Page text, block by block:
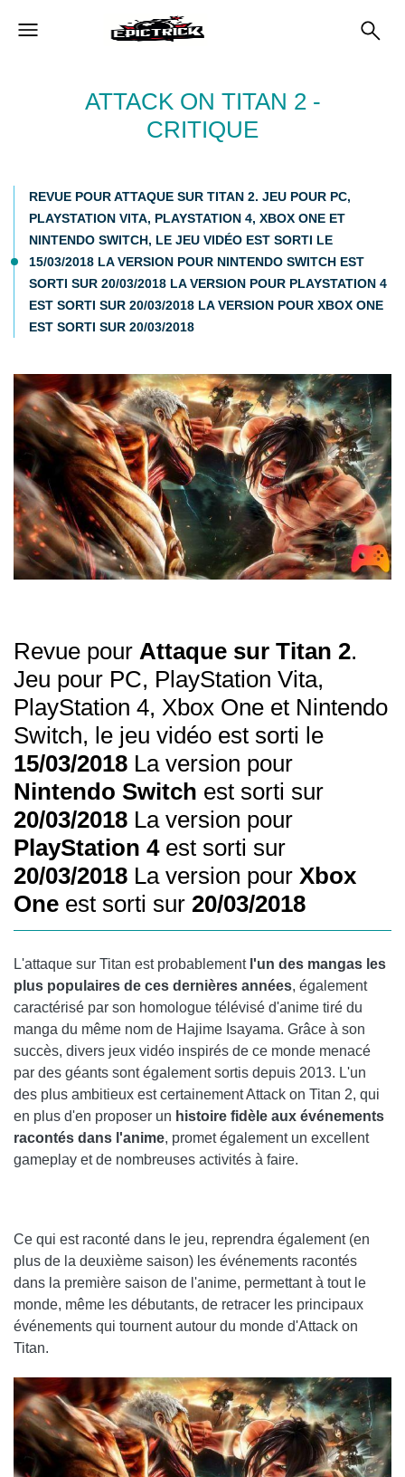
ATTACK ON TITAN 2 -
CRITIQUE
REVUE POUR ATTAQUE SUR TITAN 2. JEU POUR PC,
PLAYSTATION VITA, PLAYSTATION 4, XBOX ONE ET
NINTENDO SWITCH, LE JEU VIDÉO EST SORTI LE
15/03/2018 LA VERSION POUR NINTENDO SWITCH EST
SORTI SUR 20/03/2018 LA VERSION POUR PLAYSTATION 4
EST SORTI SUR 20/03/2018 LA VERSION POUR XBOX ONE
EST SORTI SUR 20/03/2018
Revue pour Attaque sur Titan 2.
Jeu pour PC, PlayStation Vita,
PlayStation 4, Xbox One et Nintendo
Switch, le jeu vidéo est sorti le
15/03/2018 La version pour
Nintendo Switch est sorti sur
20/03/2018 La version pour
PlayStation 4est sorti sur
20/03/2018 La version pour Xbox
One est sorti sur 20/03/2018
L'attaque sur Titan est probablement l'un des mangas les
plus populaires de ces dernières années, également
caractérisé par son homologue télévisé d'anime tiré du
manga du même nom de Hajime Isayama. Grâce à son
succès, divers jeux vidéo inspirés de ce monde menacé
par des géants sont également sortis depuis 2013. L'un
des plus ambitieux est certainement Attack on Titan 2, qui
en plus d'en proposer un histoire fidèle aux événements
racontés dans l'anime, promet également un excellent
gameplay et de nombreuses activités à faire.
Ce qui est raconté dans le jeu, reprendra également (en
plus de la deuxième saison) les événements racontés
dans la première saison de l'anime, permettant à tout le
monde, même les débutants, de retracer les principaux
événements qui tournent autour du monde d'Attack on
Titan.